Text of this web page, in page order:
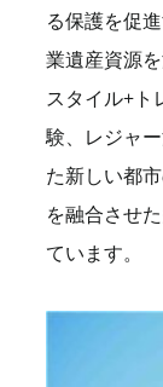
る保護を促
業遺産資源
スタイル+ト
験、レジャ
た新しい都
を融合させ
ています。